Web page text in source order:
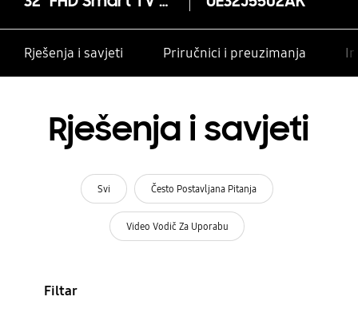
Rješenja i savjeti Priručnici i preuzimanja
Rješenja i savjeti
Svi Često Postavljana Pitanja
Video Vodič Za Uporabu
Filtar